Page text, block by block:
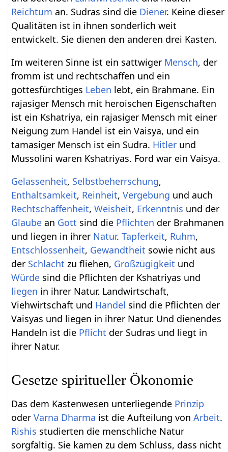
Reichtum an. Sudras sind die Diener. Keine dieser
Qualitäten ist in ihnen sonderlich weit
entwickelt. Sie dienen den anderen drei Kasten.
Im weiteren Sinne ist ein sattwiger Mensch, der
fromm ist und rechtschaffen und ein
gottesfürchtiges Leben lebt, ein Brahmane. Ein
rajasiger Mensch mit heroischen Eigenschaften
ist ein Kshatriya, ein rajasiger Mensch mit einer
Neigung zum Handel ist ein Vaisya, und ein
tamasiger Mensch ist ein Sudra. Hitler und
Mussolini waren Kshatriyas. Ford war ein Vaisya.
Gelassenheit, Selbstbeherrschung,
Enthaltsamkeit, Reinheit,Vergebung und auch
Rechtschaffenheit,Weisheit, Erkenntnis und der
Glaube an Gott sind die Pflichten der Brahmanen
und liegen in ihrer Natur.Tapferkeit, Ruhm,
Entschlossenheit, Gewandtheit sowie nicht aus
der Schlacht zu fliehen, Großzügigkeit und
Würde sind die Pflichten der Kshatriyas und
liegen in ihrer Natur. Landwirtschaft,
Viehwirtschaft und Handel sind die Pflichten der
Vaisyas und liegen in ihrer Natur. Und dienendes
Handeln ist die Pflicht der Sudras und liegt in
ihrer Natur.
Gesetze spiritueller Ökonomie
Das dem Kastenwesen unterliegende Prinzip
oderVarna Dharma ist die Aufteilung vonArbeit.
Rishis studierten die menschliche Natur
sorgfältig. Sie kamen zu dem Schluss, dass nicht